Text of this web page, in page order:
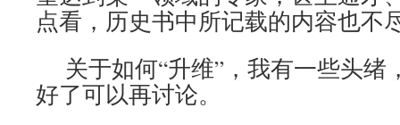
点看，历史书中所记载的内容也不
关于如何“升维”，我有一些头绪
好了可以再讨论。